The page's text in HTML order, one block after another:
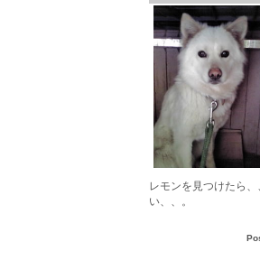
レモンを見つけたら
い、、。